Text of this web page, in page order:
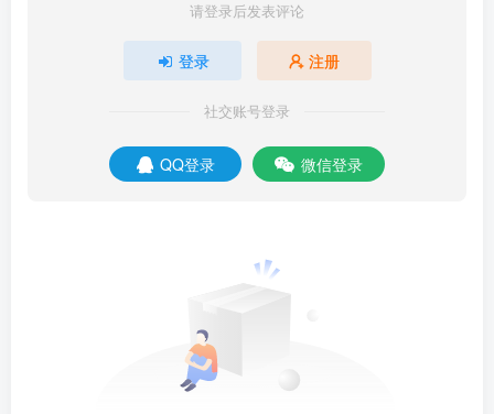
请登录后发表评论
登录 注册
社交账号登录
QQ登录 微信登录